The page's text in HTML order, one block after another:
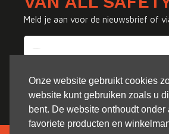
Onze website gebruikt cookies
website kunt gebruiken zoals u
bent. De website onthoudt onder
favoriete producten en
Meld je aan voor de nieuwsbrief of